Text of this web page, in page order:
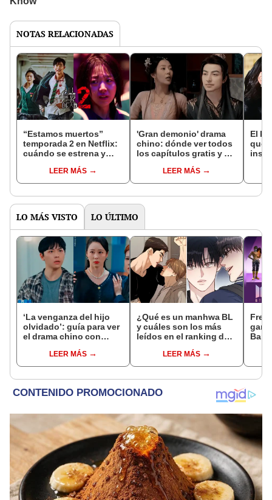
NOTAS RELACIONADAS
“Estamos muertos”
temporada 2 en Netflix:
cuándo se estrena y
temporadaLEER MÁS
'Gran demonio' drama
chino: dónde ver todos
los capítulos gratis y en
LEER MÁS
El k-
que
LO MÁS VISTO LO ÚLTIMO
‘La venganza del hijo
olvidado’: guía para ver
el drama chino con
online y gratis
LEER MÁS
¿Qué es un manhwa BL
y cuáles son los más
leídos en el ranking de
LEER MÁS
Free